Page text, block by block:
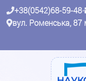
+38(0542)68-59-48•
вул. Роменська, 87